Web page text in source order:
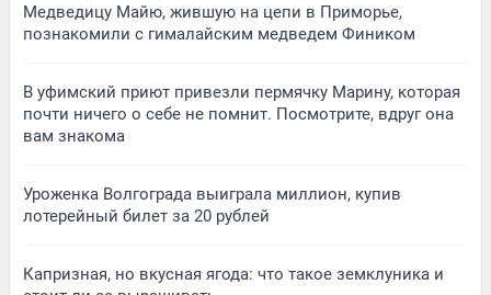
Медведицу Майю, жившую на цепи в Приморье,
познакомили с гималайским медведем Фиником
В уфимский приют привезли пермячку Марину, которая
почти ничего о себе не помнит. Посмотрите, вдруг она
вам знакома
Уроженка Волгограда выиграла миллион, купив
лотерейный билет за 20 рублей
Капризная, но вкусная ягода: что такое земклуника и